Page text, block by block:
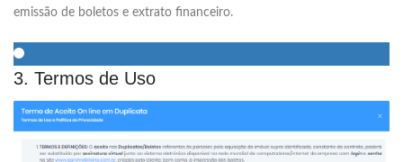
emissão de boletos e extrato financeiro.
3. Termos de Uso